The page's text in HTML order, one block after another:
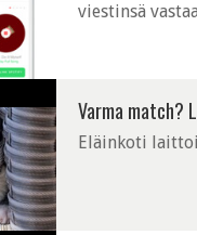
viestinsä
Varma match?
Eläinkoti